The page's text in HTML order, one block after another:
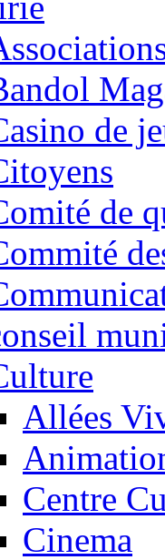
de
de
Allées
Centre
Cinema